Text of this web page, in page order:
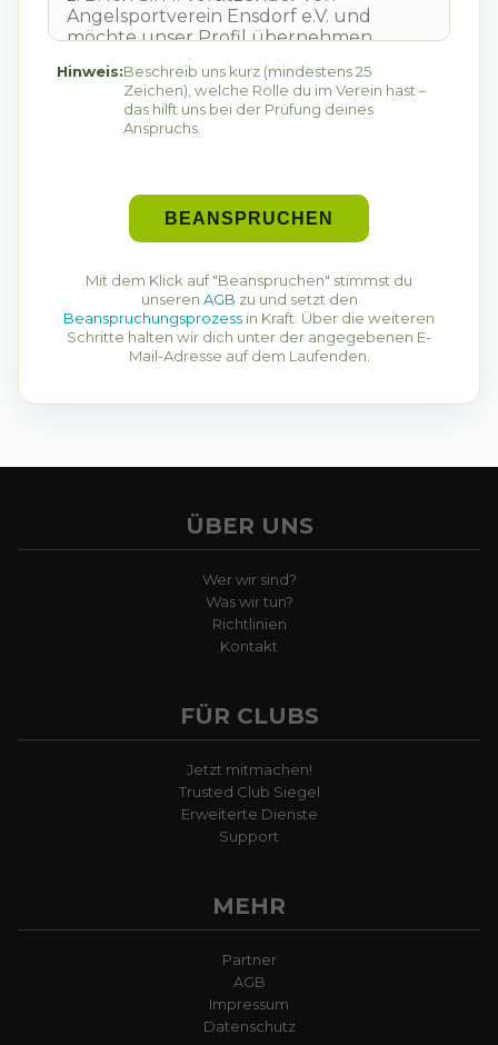
Hinweis:Beschreib uns kurz (mindestens 25
Zeichen), welche Rolle du im Verein hast –
das hilft uns bei der Prüfung deines
Anspruchs.
BEANSPRUCHEN
Mit dem Klick auf "Beanspruchen" stimmst du
unseren AGB zu und setzt den
Beanspruchungsprozess in Kraft. Über die weiteren
Schritte halten wir dich unter der angegebenen E-
Mail-Adresse auf dem Laufenden.
ÜBER UNS
Wer wir sind?
Was wir tun?
Richtlinien
Kontakt
FÜR CLUBS
Jetzt mitmachen!
Trusted Club Siegel
Erweiterte Dienste
Support
MEHR
Partner
AGB
Impressum
Datenschutz